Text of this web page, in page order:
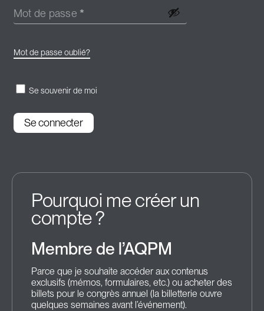
Mot de passe *
Mot de passe oublié?
Se souvenir de moi
Se connecter
Pourquoi me créer un
compte ?
Membre de l’AQPM
Parce que je souhaite accéder aux contenus
exclusifs (mémos, formulaires, etc.) ou acheter des
billets pour le congrès annuel (la billetterie ouvre
quelques semaines avant l’événement).